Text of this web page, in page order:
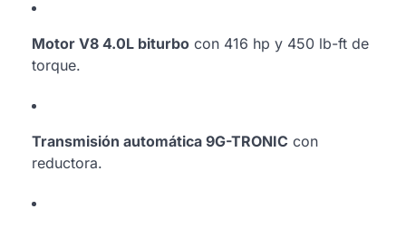
Motor V8 4.0L biturbo con 416 hp y 450 lb-ft de
torque.
Transmisión automática 9G-TRONIC con
reductora.